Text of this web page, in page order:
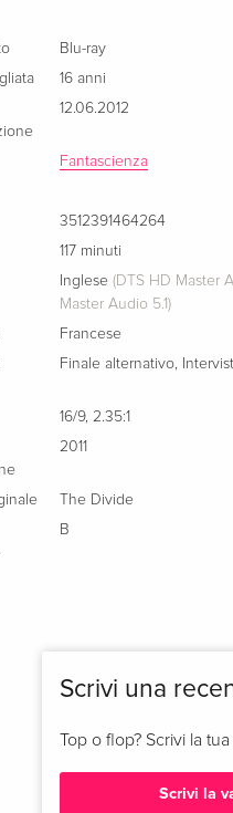
Blu-ray
16 anni
12.06.2012
Fantascienza
3512391464264
117 minuti
Inglese (DTS HD Master
Master Audio 5.1)
Francese
Finale alternativo,
16/9,2.35:1
2011
The Divide
B
Scrivi una
Top o flop? Scrivi la
Scrivi la